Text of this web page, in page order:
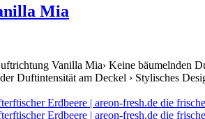
Mia
Vanilla Mia› Keine bäumelnden
Duftintensität am Deckel › Stylisches